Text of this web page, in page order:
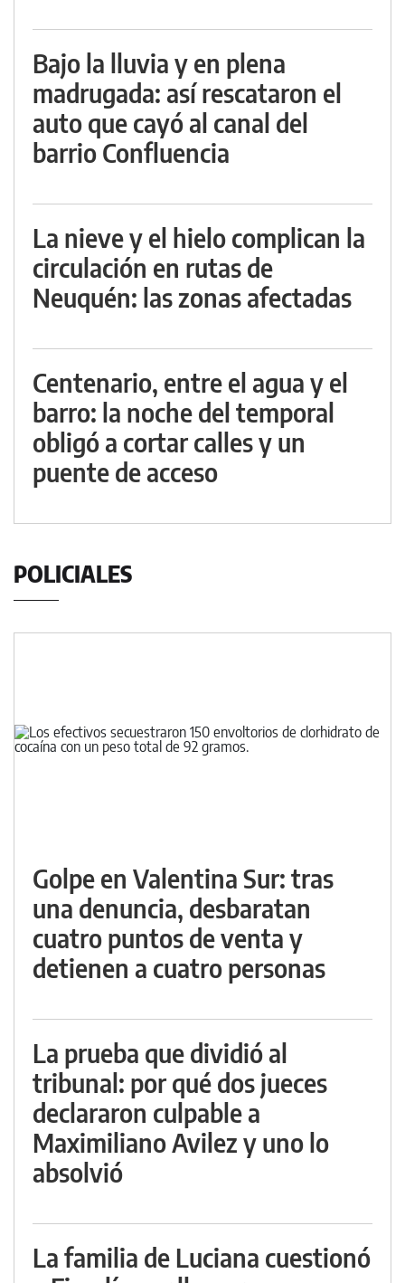
Bajo la lluvia y en plena
madrugada: así rescataron el
auto que cayó al canal del
barrio Confluencia
La nieve y el hielo complican la
circulación en rutas de
Neuquén: las zonas afectadas
Centenario, entre el agua y el
barro: la noche del temporal
obligó a cortar calles y un
puente de acceso
POLICIALES
Golpe en Valentina Sur: tras
una denuncia, desbaratan
cuatro puntos de venta y
detienen a cuatro personas
La prueba que dividió al
tribunal: por qué dos jueces
declararon culpable a
Maximiliano Avilez y uno lo
absolvió
La familia de Luciana cuestionó